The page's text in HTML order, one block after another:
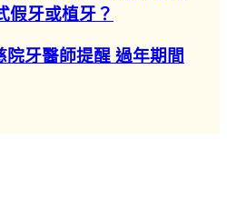
假牙或植牙？
院牙醫師提醒 過年期間